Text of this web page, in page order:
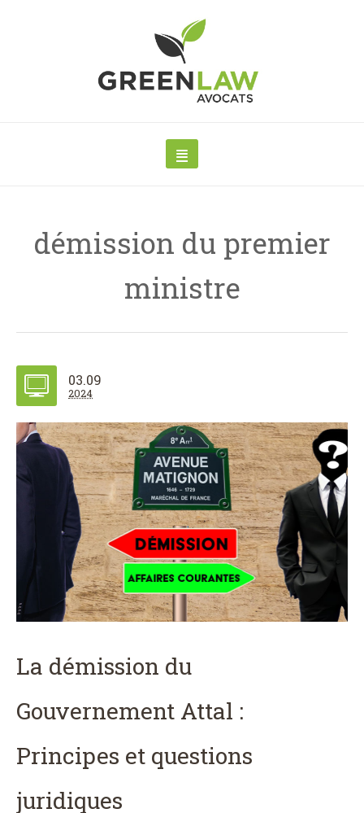
démission du premier
ministre
03.09
2024
La démission du
Gouvernement Attal :
Principes et questions
juridiques